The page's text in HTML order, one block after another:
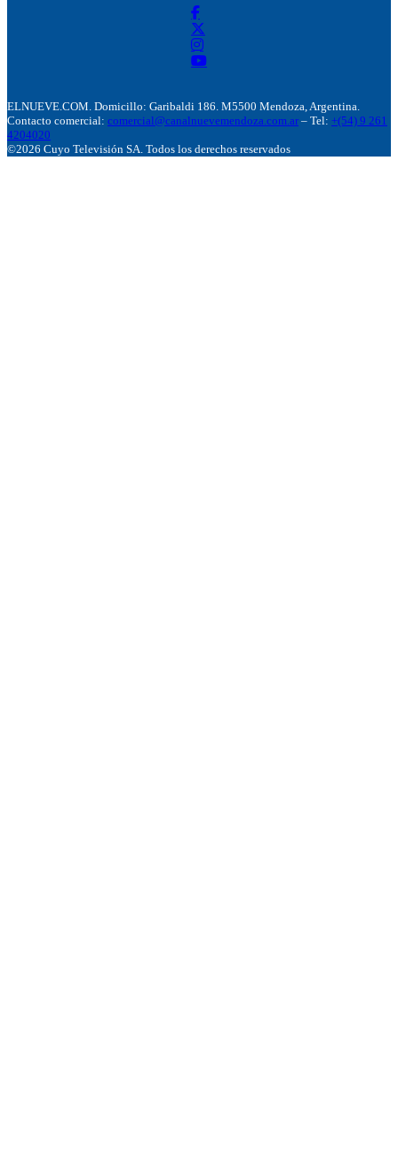
ELNUEVE.COM. Domicillo: Garibaldi 186. M5500 Mendoza, Argentina.
Contacto comercial: comercial@canalnuevemendoza.com.ar – Tel: +(54) 9 261
4204020
©2026 Cuyo Televisión SA. Todos los derechos reservados